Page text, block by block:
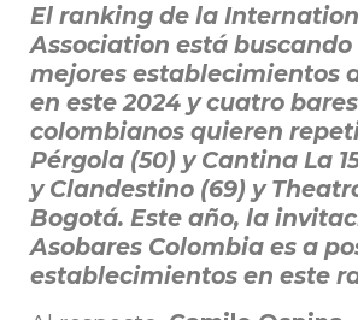
El ranking de la
Association está buscando
mejores establecimientos
en este 2024 y cuatro bares
colombianos quieren
Pérgola (50) y Cantina La
y Clandestino (69) y
Bogotá. Este año, la
Asobares Colombia es a
establecimientos en este